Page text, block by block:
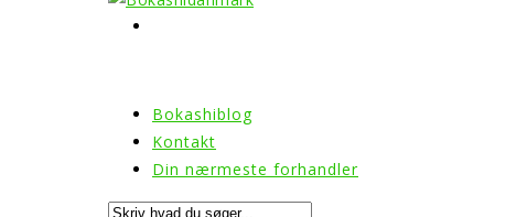
Bokashiblog
Kontakt
Din nærmeste forhandler